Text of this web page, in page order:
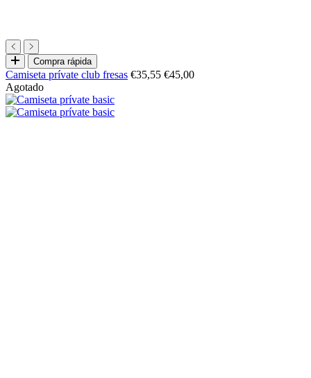
Elige
opciones
Compra rápida
Camiseta prívate club fresas Precio
€35,55 Precio
€45,00
Agotado